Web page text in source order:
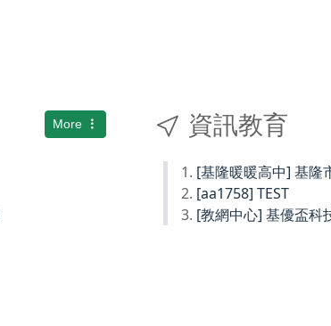
More 資訊教育
[基隆暖暖高中] 基隆
[aa1758] TEST
[教網中心] 基優盃科